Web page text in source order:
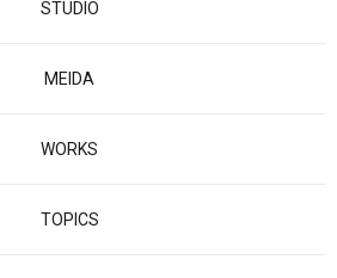
STUDIO
MEIDA
WORKS
TOPICS